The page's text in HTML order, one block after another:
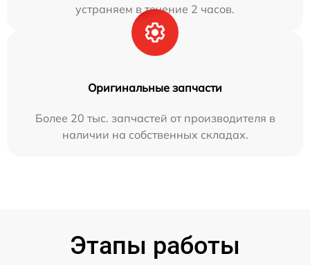
устраняем в течение 2 часов.
Оригинальные запчасти
Более 20 тыс. запчастей от производителя в
наличии на собственных складах.
Этапы работы